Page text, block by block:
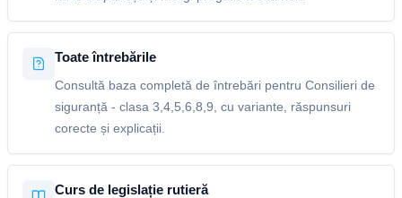
Toate întrebările
Consultă baza completă de întrebări pentru Consilieri de
siguranță - clasa 3,4,5,6,8,9, cu variante, răspunsuri
corecte și explicații.
Curs de legislație rutieră